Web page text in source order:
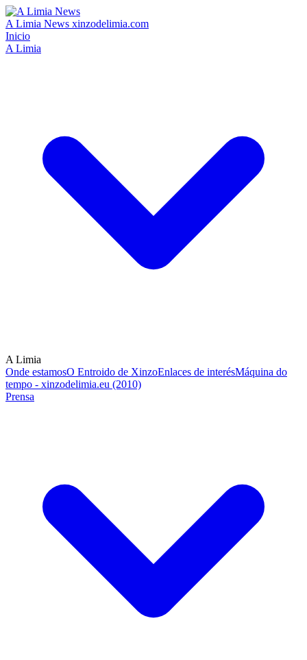
A Limia News xinzodelimia.com
Inicio
A Limia
A Limia
Onde estamosO Entroido de XinzoEnlaces de interésMáquina do
tempo - xinzodelimia.eu (2010)
Prensa